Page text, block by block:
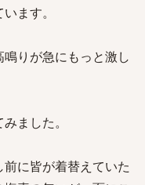
ます。
りが急にもっと激し
ました。
に皆が着替えていた